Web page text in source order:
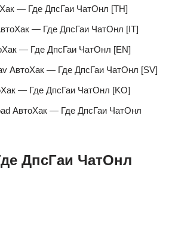
— Где ДпсГаи ЧатОнл [TH]
— Где ДпсГаи ЧатОнл [IT]
— Где ДпсГаи ЧатОнл [EN]
АвтоХак — Где ДпсГаи ЧатОнл [SV]
— Где ДпсГаи ЧатОнл [KO]
АвтоХак — Где ДпсГаи ЧатОнл
ДпсГаи ЧатОнл